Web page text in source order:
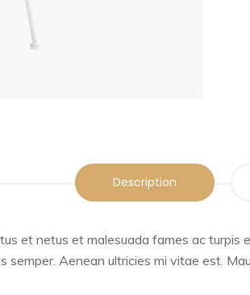
Description
et netus et malesuada fames ac
Aenean ultricies mi vitae est.